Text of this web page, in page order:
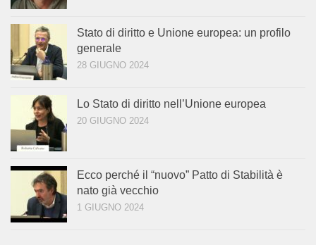
Stato di diritto e Unione europea: un profilo
generale
28 GIUGNO 2024
Lo Stato di diritto nell’Unione europea
20 GIUGNO 2024
Ecco perché il “nuovo” Patto di Stabilità è
nato già vecchio
1 GIUGNO 2024